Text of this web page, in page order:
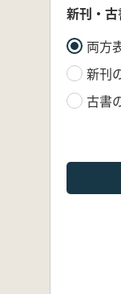
新刊・
両方
新刊
古書